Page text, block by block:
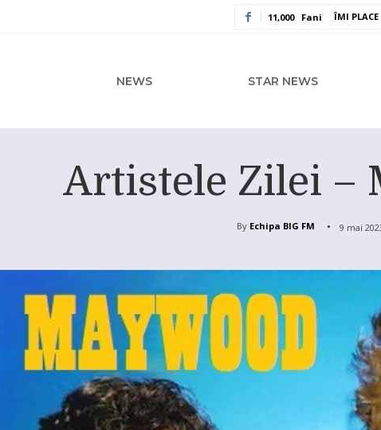
11,000 Fani ÎMI PLACE
NEWS STAR NEWS
Artistele Zilei –
By Echipa BIG FM 9 mai